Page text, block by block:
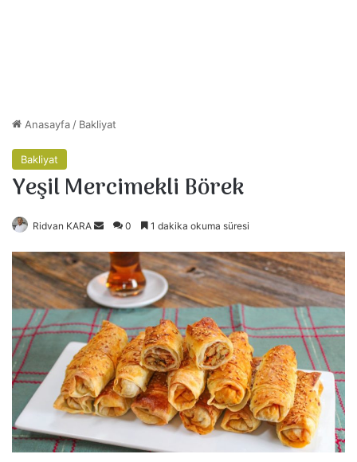
Anasayfa / Bakliyat
Bakliyat
Yeşil Mercimekli Börek
Ridvan KARA
r
e
-
p
o
s
t
a
g
n
0 1 dakika okuma süresi